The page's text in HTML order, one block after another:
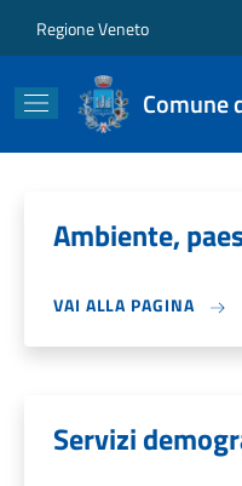
Regione Veneto
Comune
Ambiente,
VAI ALLA PAGINA
Servizi